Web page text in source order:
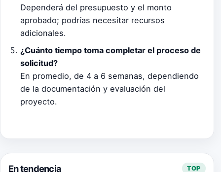
Dependerá del presupuesto y el monto
aprobado; podrías necesitar recursos
adicionales.
¿Cuánto tiempo toma completar el proceso de
solicitud?
En promedio, de 4 a 6 semanas, dependiendo
de la documentación y evaluación del
proyecto.
En tendencia TOP